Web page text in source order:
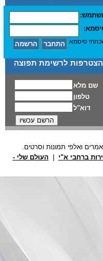
סיסמא
הצטרפות לרשימת תפוצה
ברחבי א"י
העולם שלי -